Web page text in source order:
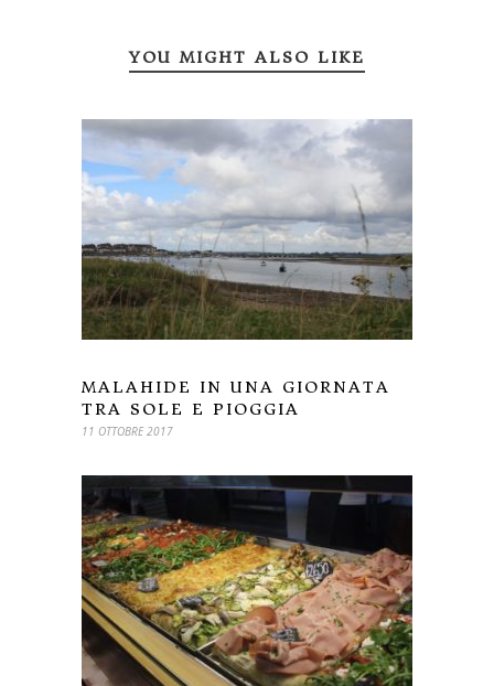
YOU MIGHT ALSO LIKE
MALAHIDE IN UNA GIORNATA
TRA SOLE E PIOGGIA
11 OTTOBRE 2017